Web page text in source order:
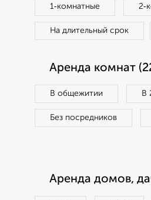
1‑комнатные
На длительный срок
Аренда комнат
В общежитии В
Без посредников
Аренда домов,